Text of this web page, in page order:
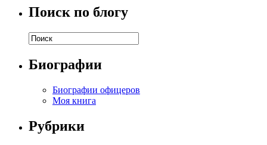
Поиск по блогу
Биографии
Биографии офицеров
Моя книга
Рубрики